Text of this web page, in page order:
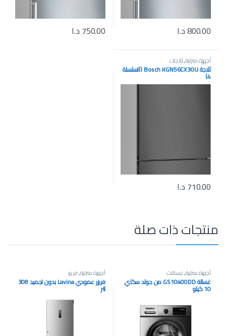
800.00د.ا 750.00 د.ا
أجهزة منزلية,ثلاجات
ثلاجة Bosch KGN56CX30U (السلسلة
4)
710.00 د.ا
منتجات ذات صلة
أجهزة منزلية,غسالات
غسالة GS10400DD من جولد سكاي
10 كيلو
أجهزة منزلية,فريزر
فريزر عمودي Lavina بدون تجميد 308
لتر